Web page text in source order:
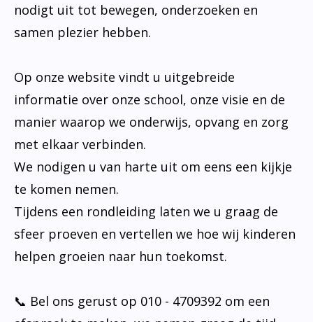
nodigt uit tot bewegen, onderzoeken en
samen plezier hebben.
Op onze website vindt u uitgebreide
informatie over onze school, onze visie en de
manier waarop we onderwijs, opvang en zorg
met elkaar verbinden.
We nodigen u van harte uit om eens een kijkje
te komen nemen.
Tijdens een rondleiding laten we u graag de
sfeer proeven en vertellen we hoe wij kinderen
helpen groeien naar hun toekomst.
📞 Bel ons gerust op 010 - 4709392 om een